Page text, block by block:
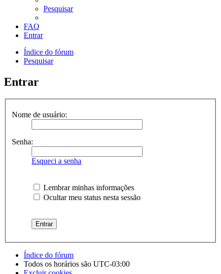
Pesquisar
FAQ
Entrar
Índice do fórum
Pesquisar
Entrar
Nome de usuário:
Senha:
Esqueci a senha
Lembrar minhas informações
Ocultar meu status nesta sessão
Índice do fórum
Todos os horários são UTC-03:00